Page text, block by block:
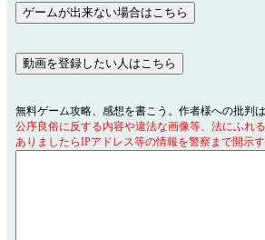
無料ゲーム攻略、感想を書こう。作者様への批判は
公序良俗に反する内容や違法な画像等、法にふれ
ありましたらIPアドレス等の情報を警察まで開示